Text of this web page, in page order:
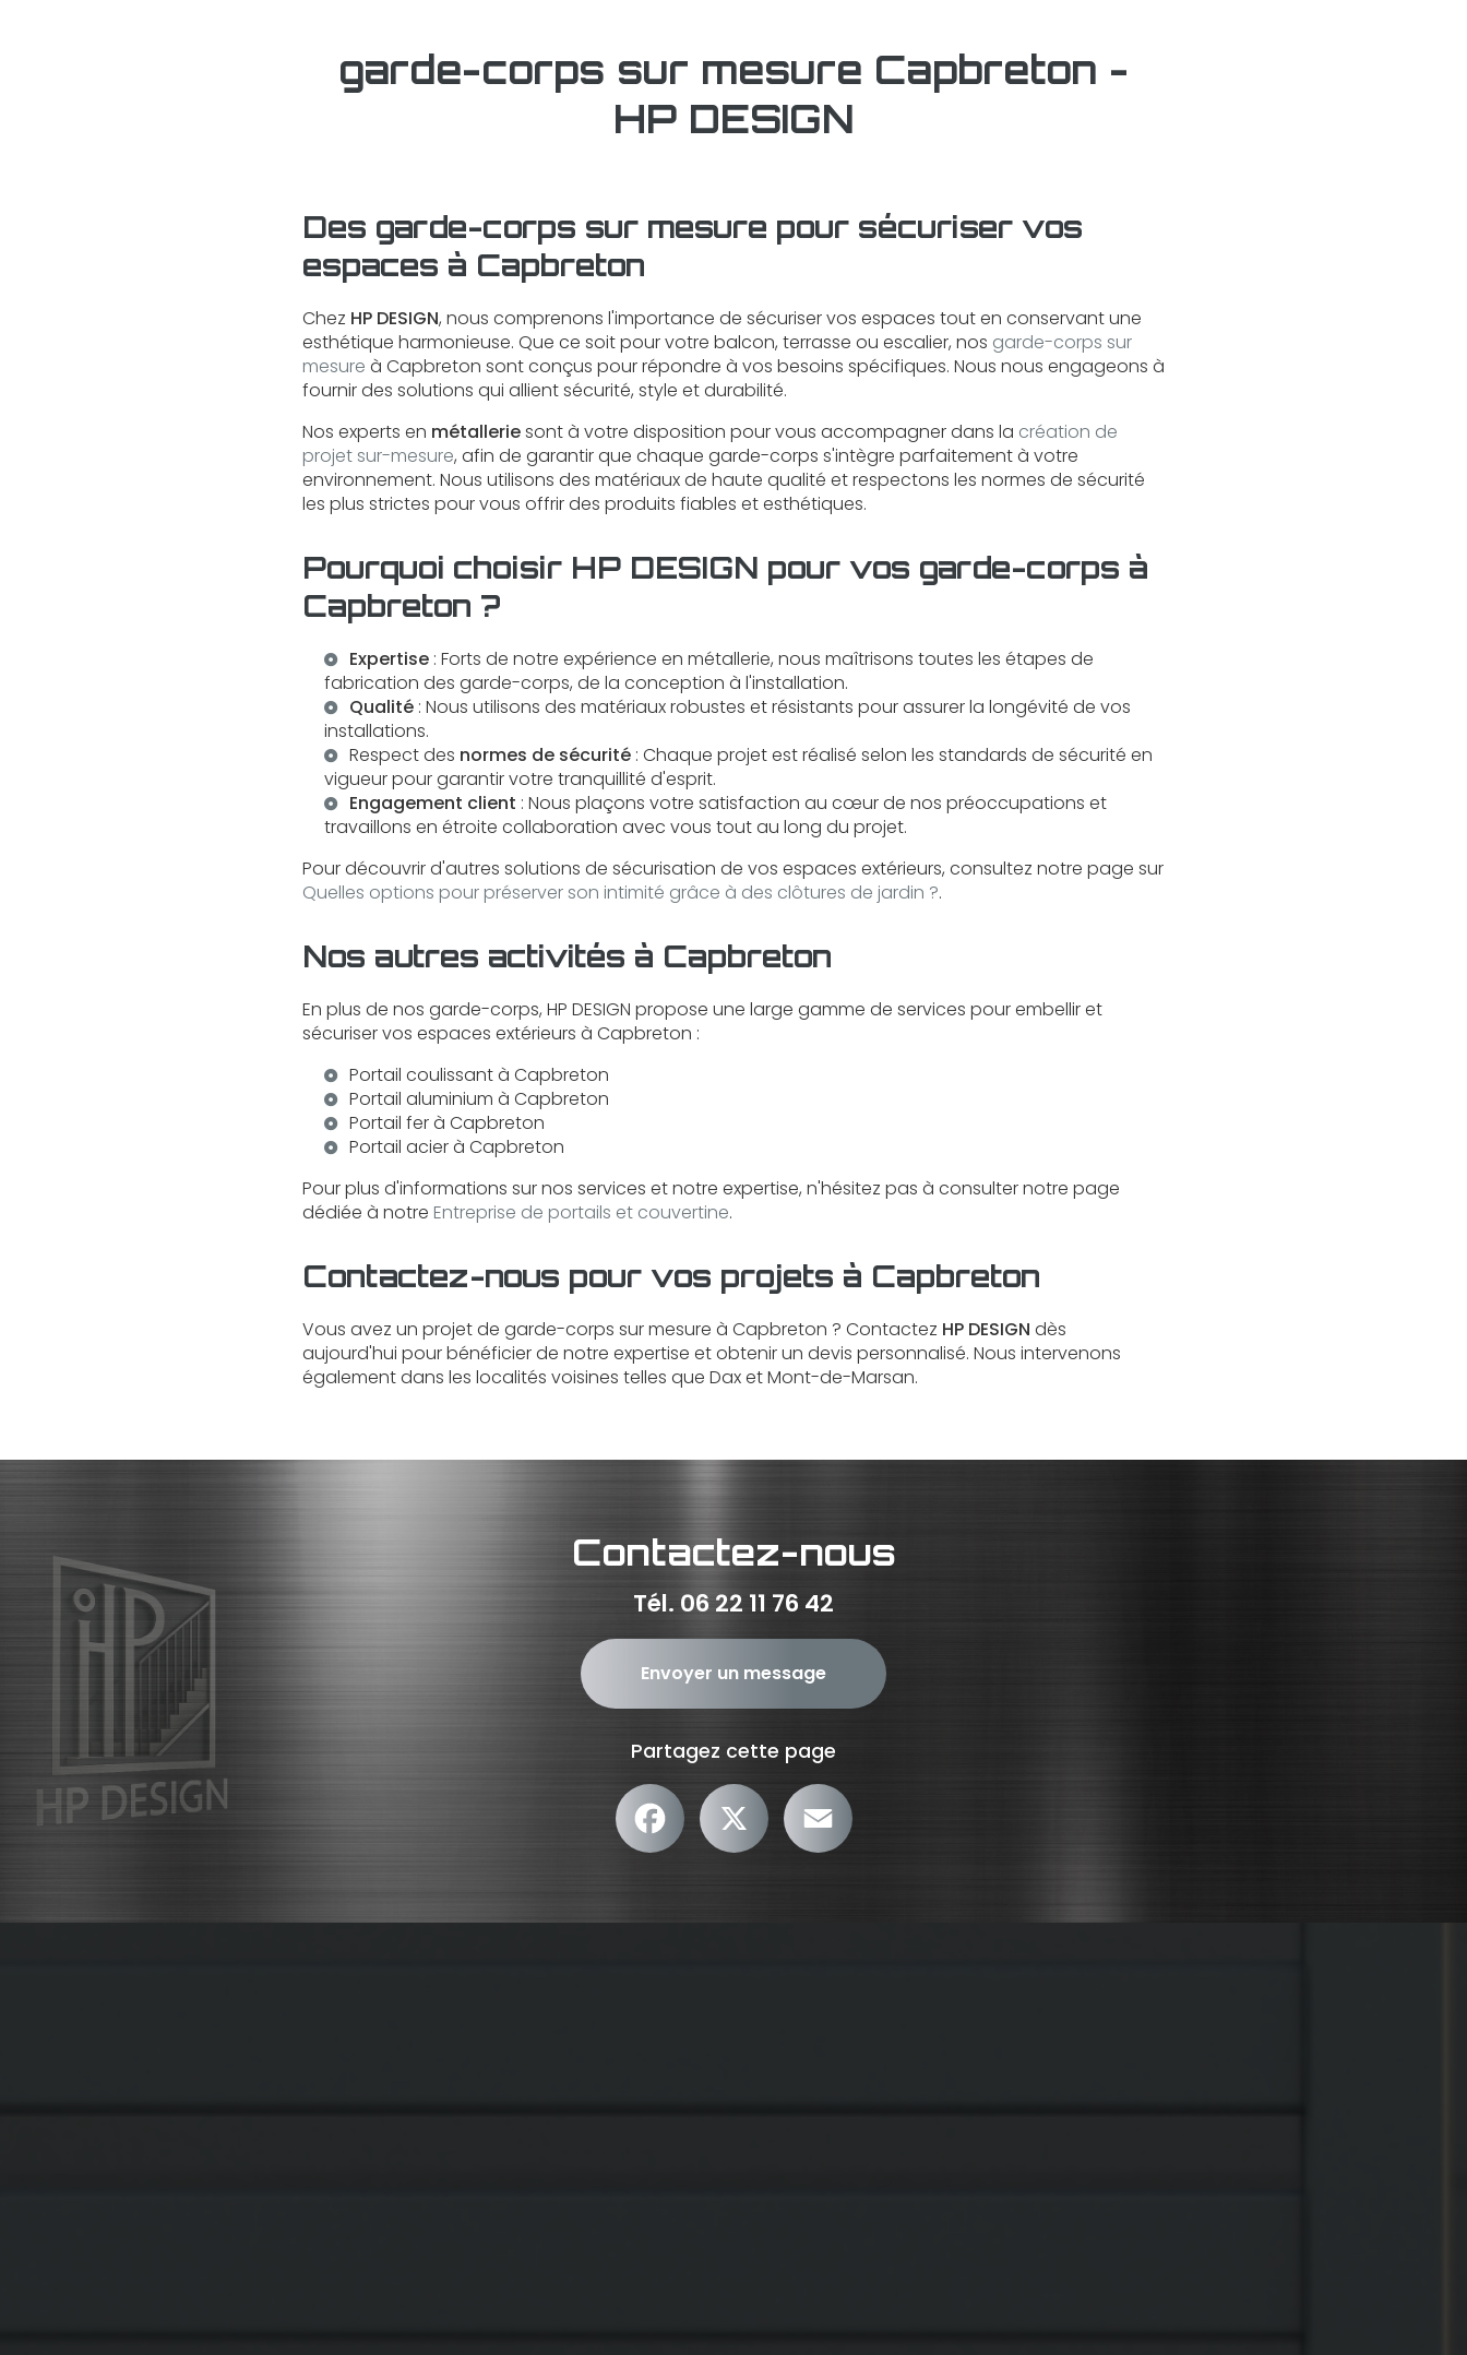
garde-corps sur mesure Capbreton -
HP DESIGN
Des garde-corps sur mesure pour sécuriser vos
espaces à Capbreton
Chez HP DESIGN, nous comprenons l'importance de sécuriser vos espaces tout en conservant une
esthétique harmonieuse. Que ce soit pour votre balcon, terrasse ou escalier, nos garde-corps sur
mesure à Capbreton sont conçus pour répondre à vos besoins spécifiques. Nous nous engageons à
fournir des solutions qui allient sécurité, style et durabilité.
Nos experts en métalleriesont à votre disposition pour vous accompagner dans la création de
projet sur-mesure, afin de garantir que chaque garde-corps s'intègre parfaitement à votre
environnement. Nous utilisons des matériaux de haute qualité et respectons les normes de sécurité
les plus strictes pour vous offrir des produits fiables et esthétiques.
Pourquoi choisir HP DESIGN pour vos garde-corps à
Capbreton ?
Expertise : Forts de notre expérience en métallerie, nous maîtrisons toutes les étapes de
fabrication des garde-corps, de la conception à l'installation.
Qualité : Nous utilisons des matériaux robustes et résistants pour assurer la longévité de vos
installations.
Respect des normes de sécurité : Chaque projet est réalisé selon les standards de sécurité en
vigueur pour garantir votre tranquillité d'esprit.
Engagement client : Nous plaçons votre satisfaction au cœur de nos préoccupations et
travaillons en étroite collaboration avec vous tout au long du projet.
Pour découvrir d'autres solutions de sécurisation de vos espaces extérieurs, consultez notre page sur
Quelles options pour préserver son intimité grâce à des clôtures de jardin ?.
Nos autres activités à Capbreton
En plus de nos garde-corps, HP DESIGN propose une large gamme de services pour embellir et
sécuriser vos espaces extérieurs à Capbreton :
Portail coulissant à Capbreton
Portail aluminium à Capbreton
Portail fer à Capbreton
Portail acier à Capbreton
Pour plus d'informations sur nos services et notre expertise, n'hésitez pas à consulter notre page
dédiée à notre Entreprise de portails et couvertine.
Contactez-nous pour vos projets à Capbreton
Vous avez un projet de garde-corps sur mesure à Capbreton ? Contactez HP DESIGN dès
aujourd'hui pour bénéficier de notre expertise et obtenir un devis personnalisé. Nous intervenons
également dans les localités voisines telles que Dax et Mont-de-Marsan.
Contactez-nous
Tél. 06 22 11 76 42
Envoyer un message
Partagez cette page
Facebook